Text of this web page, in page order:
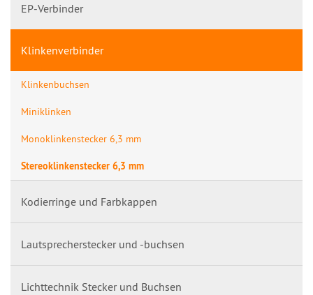
EP-Verbinder
Klinkenverbinder
Klinkenbuchsen
Miniklinken
Monoklinkenstecker 6,3 mm
Stereoklinkenstecker 6,3 mm
Kodierringe und Farbkappen
Lautsprecherstecker und -buchsen
Lichttechnik Stecker und Buchsen